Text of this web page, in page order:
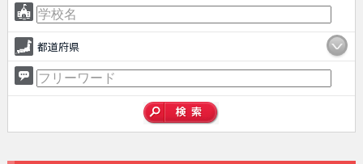
都道府県